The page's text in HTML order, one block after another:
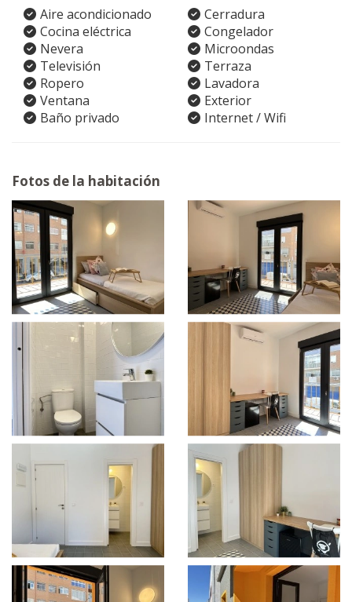
Aire acondicionado
Cerradura
Cocina eléctrica
Congelador
Nevera
Microondas
Televisión
Terraza
Ropero
Lavadora
Ventana
Exterior
Baño privado
Internet / Wifi
Fotos de la habitación